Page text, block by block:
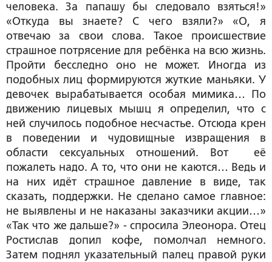
человека. За папашу бы следовало взяться!»
«Откуда вы знаете? С чего взяли?» «О, я
отвечаю за свои слова. Такое происшествие
страшное потрясение для ребёнка на всю жизнь.
Пройти бесследно оно не может. Иногда из
подобных лиц формируются жуткие маньяки. У
девочек вырабатывается особая мимика… По
движению лицевых мышц я определил, что с
ней случилось подобное несчастье. Отсюда крен
в поведении и чудовищные извращения в
области сексуальных отношений. Вот её
пожалеть надо. А то, что они не каются… Ведь и
на них идёт страшное давление в виде, так
сказать, поддержки. Не сделано самое главное:
не выявлены и не наказаны заказчики акции…»
«Так что же дальше?» - спросила Элеонора. Отец
Ростислав допил кофе, помолчал немного.
Затем поднял указательный палец правой руки